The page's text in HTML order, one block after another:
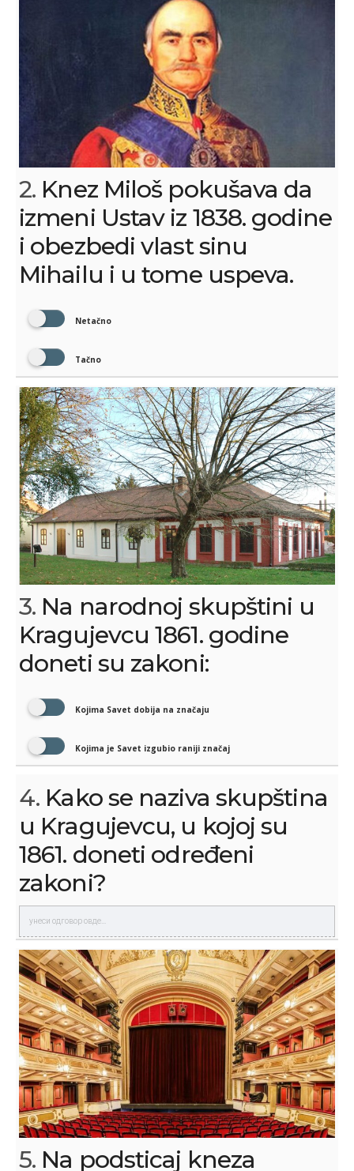
2. Knez Miloš pokušava da
izmeni Ustav iz 1838. godine
i obezbedi vlast sinu
Mihailu i u tome uspeva.
Netačno
Tačno
3. Na narodnoj skupštini u
Kragujevcu 1861. godine
doneti su zakoni:
Kojima Savet dobija na značaju
Kojima je Savet izgubio raniji značaj
4. Kako se naziva skupština
u Kragujevcu, u kojoj su
1861. doneti određeni
zakoni?
5. Na podsticaj kneza